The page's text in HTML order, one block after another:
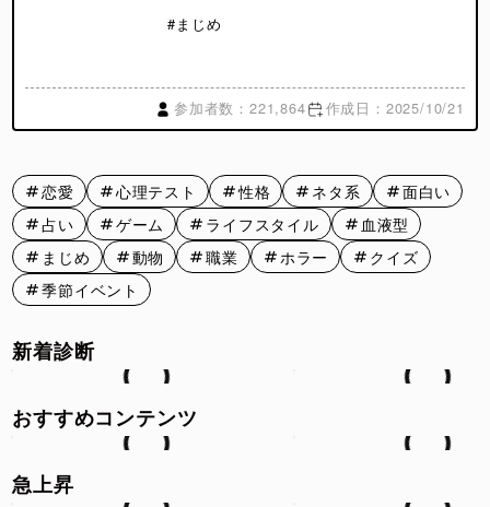
#まじめ
参加者数：221,864 作成日：2025/10/21
恋愛 心理テスト 性格 ネタ系
面白い
占い
ゲーム ライフスタイル
血液型
まじめ
動物 職業 ホラー
クイズ
季節イベント
新着診断
おすすめコンテンツ
急上昇